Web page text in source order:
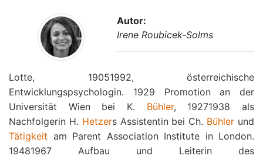
Autor:
Irene Roubicek-Solms
Lotte, 19051992, österreichische
Entwicklungspsychologin. 1929 Promotion an der
Universität Wien bei K. Bühler, 19271938 als
Nachfolgerin H. Hetzers Assistentin bei Ch. Bühler und
Tätigkeit am Parent Association Institute in London.
19481967 Aufbau und Leiterin des